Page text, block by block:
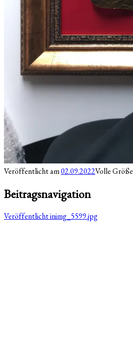
Veröffentlicht am02.09.2022Volle Größe
Beitragsnavigation
Veröffentlicht inimg_5599.jpg